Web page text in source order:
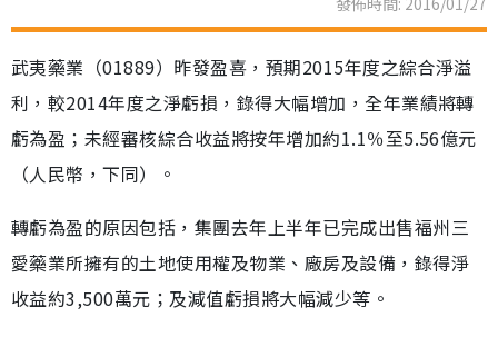
武夷藥業（01889）昨發盈喜，預期2015年度之綜合淨溢
利，較2014年度之淨虧損，錄得大幅增加，全年業績將轉
虧為盈；未經審核綜合收益將按年增加約1.1％至5.56億元
（人民幣，下同）。
轉虧為盈的原因包括，集團去年上半年已完成出售福州三
愛藥業所擁有的土地使用權及物業、廠房及設備，錄得淨
收益約3,500萬元；及減值虧損將大幅減少等。